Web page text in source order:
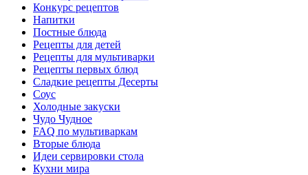
Конкурс рецептов
Напитки
Постные блюда
Рецепты для детей
Рецепты для мультиварки
Рецепты первых блюд
Сладкие рецепты Десерты
Соус
Холодные закуски
Чудо Чудное
FAQ по мультиваркам
Вторые блюда
Идеи сервировки стола
Кухни мира